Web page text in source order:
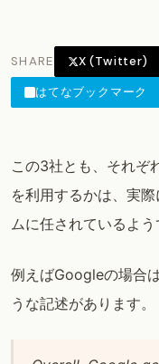
SHARE X (Twitter)
はてなブックマーク
この3社とも、それぞ
を利用するかは、実
ムに任されているよう
例えばGoogleの場合は
うな記述があります。